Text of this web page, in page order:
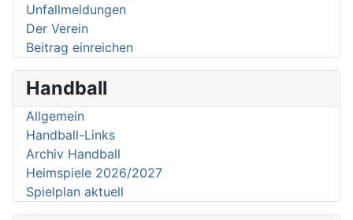
Unfallmeldungen
Der Verein
Beitrag einreichen
Handball
Allgemein
Handball-Links
Archiv Handball
Heimspiele 2026/2027
Spielplan aktuell